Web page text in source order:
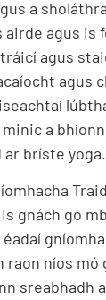
a
airde agus is
agus
agus
a
ar bríste yoga.
gnách go
raon níos mó
sreabhadh